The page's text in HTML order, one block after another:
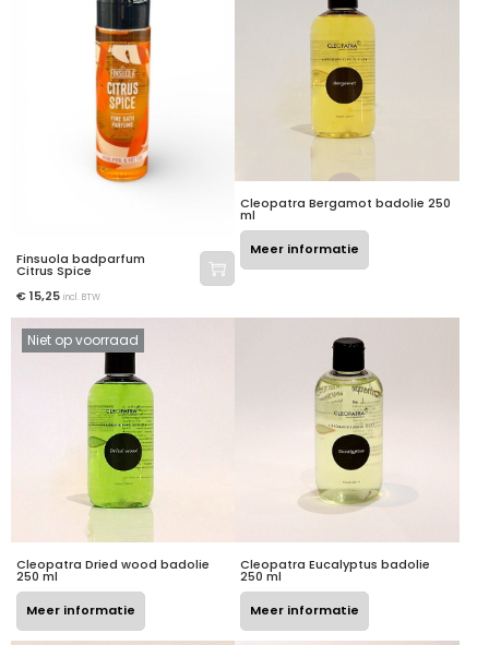
Finsuola badparfum
Citrus Spice
€15,25 incl. BTW
Cleopatra Bergamot badolie 250
ml
Meer informatie
Niet op voorraad
Cleopatra Dried wood badolie
250 ml
Meer informatie
Cleopatra Eucalyptus badolie
250 ml
Meer informatie